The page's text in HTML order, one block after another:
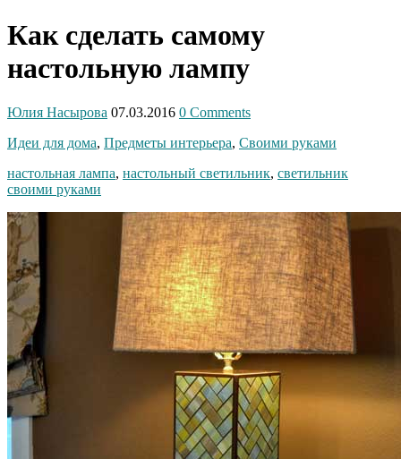
Как сделать самому
настольную лампу
Юлия Насырова 07.03.2016 0 Comments
Идеи для дома, Предметы интерьера, Своими руками
настольная лампа, настольный светильник, светильник
своими руками